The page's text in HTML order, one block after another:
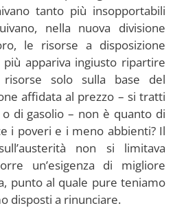
tanto più insopportabili
nella nuova divisione
le risorse a disposizione
più appariva ingiusto ripartire
solo sulla base del
affidata al prezzo – si tratti
di gasolio – non è quanto di
i poveri e i meno abbienti? Il
non si limitava
un’esigenza di migliore
punto al quale pure teniamo
disposti a rinunciare.